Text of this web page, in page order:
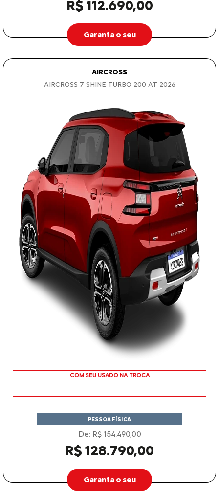
R$ 112.690,00
Garanta o seu
AIRCROSS
AIRCROSS 7 SHINE TURBO 200 AT 2026
TAXA ZERO
PESSOA FÍSICA
De: R$ 154.490,00
R$ 128.790,00
Garanta o seu